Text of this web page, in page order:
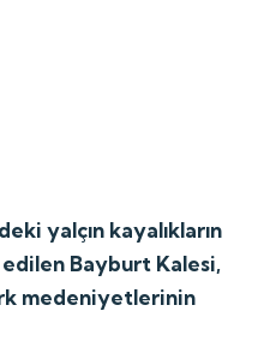
yalçın kayalıkların
edilen Bayburt Kalesi,
medeniyetlerinin